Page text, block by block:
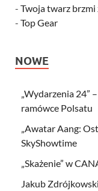
- Twoja twarz brzmi
- Top Gear
NOWE
„Wydarzenia 24”
ramówce Polsatu
„Awatar Aang:
SkyShowtime
„Skażenie” w
Jakub